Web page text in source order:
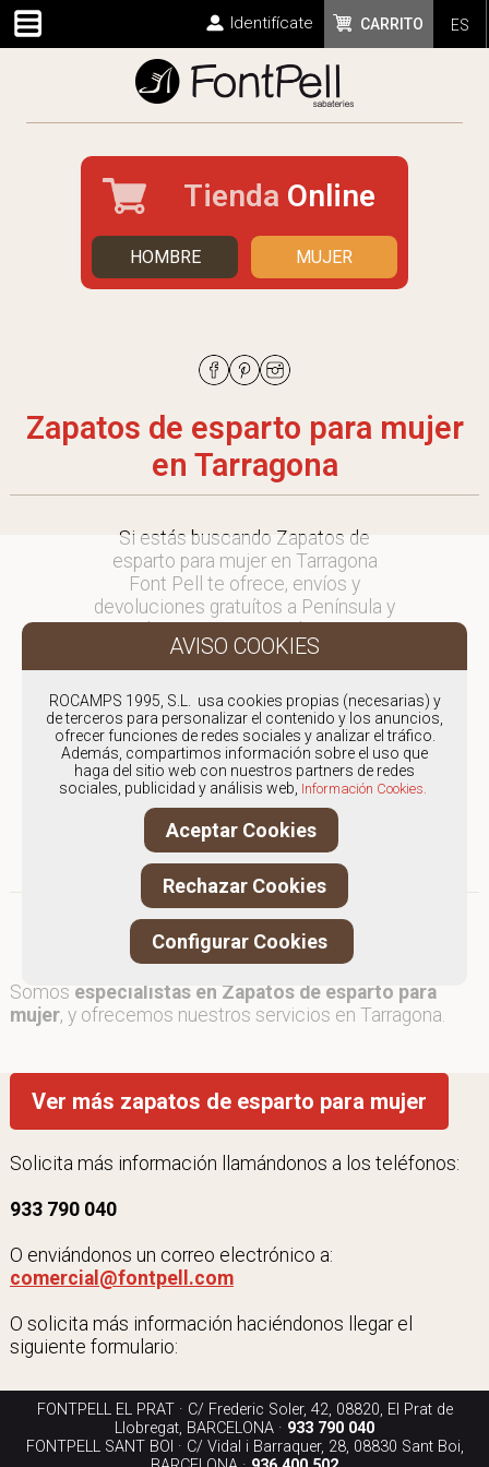
ES
CARRITO
Identifícate
Tienda Online
HOMBRE MUJER
Zapatos de esparto para mujer
en Tarragona
Si estás buscando Zapatos de
esparto para mujer en Tarragona
Font Pell te ofrece, envíos y
devoluciones gratuítos a Península y
consultar
en comercial@fontpell.com.
Los envíos a Tarragona gestionados
entre semana se entregarán en
menos de 48 horas; los pedidos
realizados en fin de semana, el
producto se enviará a partir del
lunes.
Somos especialistas en Zapatos de esparto para
mujer, y ofrecemos nuestros servicios en Tarragona.
Ver más zapatos de esparto para mujer
Solicita más información llamándonos a los teléfonos:
933 790 040
O enviándonos un correo electrónico a:
comercial@fontpell.com
O solicita más información haciéndonos llegar el
siguiente formulario:
FONTPELL EL PRAT · C/ Frederic Soler, 42, 08820, El Prat de
Llobregat, BARCELONA · 933 790 040
FONTPELL SANT BOI · C/ Vidal i Barraquer, 28, 08830 Sant Boi,
ROCAMPS 1995, S.L. usa cookies propias (necesarias) y
de terceros para personalizar el contenido y los anuncios,
ofrecer funciones de redes sociales y analizar el tráfico.
Además, compartimos información sobre el uso que
haga del sitio web con nuestros partners de redes
sociales, publicidad y análisis web, Información Cookies.
Aceptar Cookies
Rechazar Cookies
Configurar Cookies